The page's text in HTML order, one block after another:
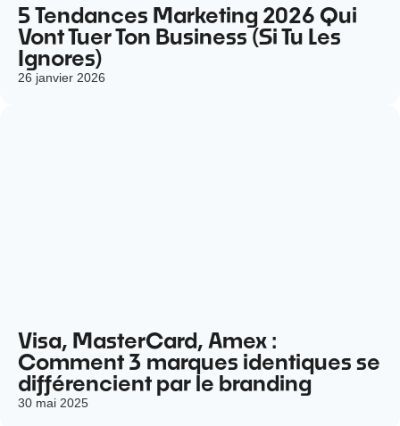
5 Tendances Marketing 2026 Qui
Vont Tuer Ton Business (Si Tu Les
Ignores)
26 janvier 2026
Visa, MasterCard, Amex :
Comment 3 marques identiques se
différencient par le branding
30 mai 2025